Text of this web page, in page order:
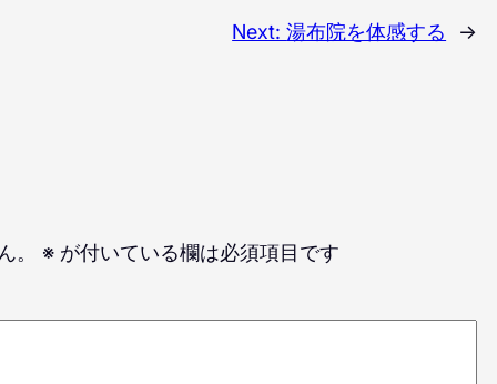
Next:湯布院を体感する →
。 ※ が付いている欄は必須項目です